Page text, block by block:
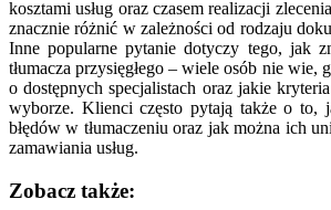
kosztami usług oraz czasem realizacji
znacznie różnić w zależności od rodzaju
Inne popularne pytanie dotyczy tego, jak
tłumacza przysięgłego – wiele osób nie wie,
o dostępnych specjalistach oraz jakie
wyborze. Klienci często pytają także o to,
błędów w tłumaczeniu oraz jak można ich
zamawiania usług.
Zobacz także: